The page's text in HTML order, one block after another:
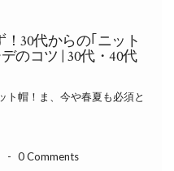
30代からの｢ニット
のコツ | 30代・40代
ト帽！ま、今や春夏も必須と
- 0 Comments